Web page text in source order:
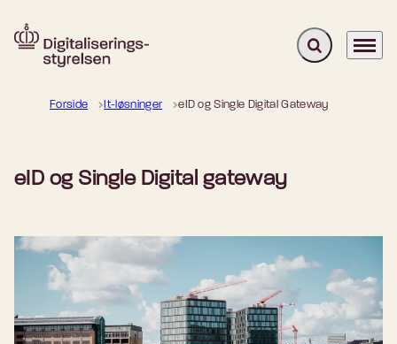
Gå til forsiden Fold søgefelt
Menu
Forside It-løsninger eID og Single Digital Gateway
eID og Single Digital gateway